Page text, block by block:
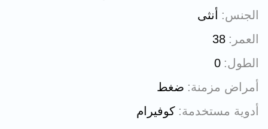
الجنس
أنثى
العمر
38
الطول 0
أمراض مزمنة ضغط
أدوية مستخدمة كوفيرام